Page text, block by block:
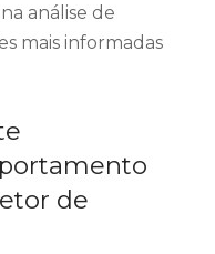
análise de
mais informadas
de